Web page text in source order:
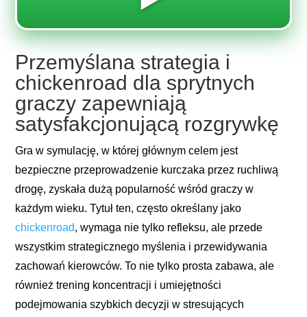
Przemyślana strategia i
chickenroad dla sprytnych
graczy zapewniają
satysfakcjonującą rozgrywkę
Gra w symulację, w której głównym celem jest
bezpieczne przeprowadzenie kurczaka przez ruchliwą
drogę, zyskała dużą popularność wśród graczy w
każdym wieku. Tytuł ten, często określany jako
chickenroad, wymaga nie tylko refleksu, ale przede
wszystkim strategicznego myślenia i przewidywania
zachowań kierowców. To nie tylko prosta zabawa, ale
również trening koncentracji i umiejętności
podejmowania szybkich decyzji w stresujących